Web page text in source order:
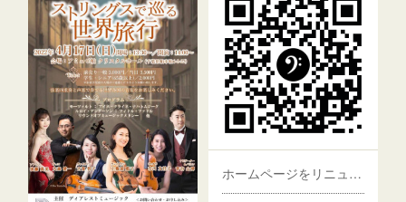
ホームページをリニューアル中です